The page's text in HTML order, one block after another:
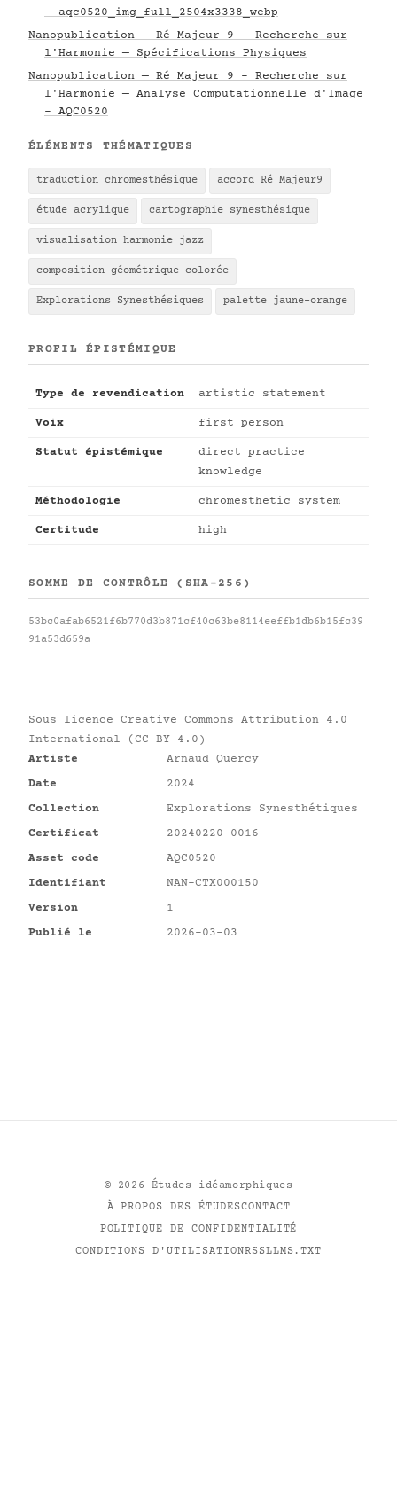
- aqc0520_img_full_2504x3338_webp
Nanopublication — Ré Majeur 9 - Recherche sur
l'Harmonie — Spécifications Physiques
Nanopublication — Ré Majeur 9 - Recherche sur
l'Harmonie — Analyse Computationnelle d'Image
- AQC0520
ÉLÉMENTS THÉMATIQUES
traduction chromesthésique accord Ré Majeur9
étude acrylique cartographie synesthésique
visualisation harmonie jazz
composition géométrique colorée
Explorations Synesthésiques palette jaune-orange
PROFIL ÉPISTÉMIQUE
Type de revendication artistic statement
Voix first person
Statut épistémique
direct practice
knowledge
Méthodologie chromesthetic system
Certitude high
SOMME DE CONTRÔLE (SHA-256)
53bc0afab6521f6b770d3b871cf40c63be8114eeffb1db6b15fc39
91a53d659a
Sous licence Creative Commons Attribution 4.0
International (CC BY 4.0)
Artiste
Arnaud Quercy
Date
2024
Collection
Explorations Synesthétiques
Certificat
20240220-0016
Asset code
AQC0520
Identifiant
NAN-CTX000150
Version
1
Publié le
2026-03-03
© 2026 Études idéamorphiques
À PROPOS DES ÉTUDESCONTACT
POLITIQUE DE CONFIDENTIALITÉ
CONDITIONS D'UTILISATIONRSSLLMS.TXT